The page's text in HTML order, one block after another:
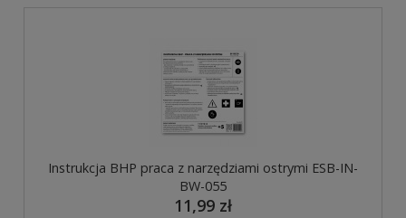
Instrukcja BHP praca z narzędziami ostrymi ESB-IN-
BW-055
11,99 zł